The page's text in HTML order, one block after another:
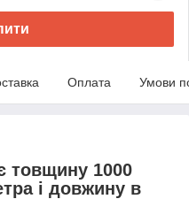
Оплата Умови
товщину 1000
і довжину в